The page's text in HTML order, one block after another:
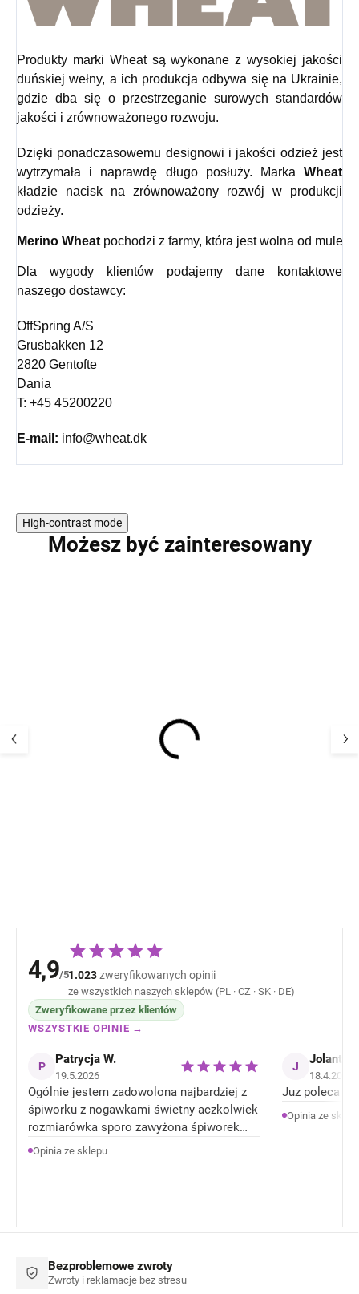
Produkty marki Wheat są wykonane z wysokiej jakości
duńskiej wełny, a ich produkcja odbywa się na Ukrainie,
gdzie dba się o przestrzeganie surowych standardów
jakości i zrównoważonego rozwoju.
Dzięki ponadczasowemu designowi i jakości odzież jest
wytrzymała i naprawdę długo posłuży. Marka Wheat
kładzie nacisk na zrównoważony rozwój w produkcji
odzieży.
Merino Wheat pochodzi z farmy, która jest wolna od
Dla wygody klientów podajemy dane kontaktowe
naszego dostawcy:
OffSpring A/S
Grusbakken 12
2820 Gentofte
Dania
T: +45 45200220
E-mail: info@wheat.dk
High-contrast mode
Możesz być zainteresowany
4,9/51.023zweryfikowanych opinii
ze wszystkich naszych sklepów (PL · CZ · SK · DE)
Zweryfikowane przez klientów
WSZYSTKIE OPINIE →
P Patrycja W.
19.5.2026
Ogólnie jestem zadowolona najbardziej z
śpiworku z nogawkami świetny aczkolwiek
rozmiarówka sporo zawyżona śpiworek
rozmiar 92 jest jak 104 rozmiar . Ale
Opinia ze sklepu
J Jolanta
18.4.2026
Juz poleca
Opinia ze
Bezproblemowe zwroty
Zwroty i reklamacje bez stresu